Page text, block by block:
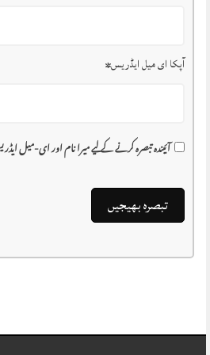
آپکا ای میل ایڈریس*
آئیندہ تبصرہ کرنے کے لیے میرا نام اور ای-میل